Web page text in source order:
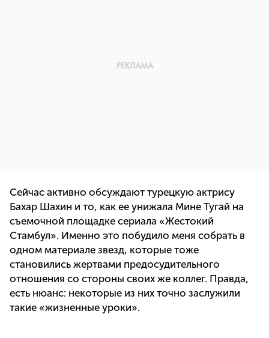
Сейчас активно обсуждают турецкую актрису
Бахар Шахин и то, как ее унижала Мине Тугай на
съемочной площадке сериала «Жестокий
Стамбул». Именно это побудило меня собрать в
одном материале звезд, которые тоже
становились жертвами предосудительного
отношения со стороны своих же коллег. Правда,
есть нюанс: некоторые из них точно заслужили
такие «жизненные уроки».